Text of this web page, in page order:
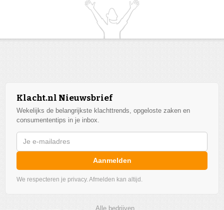
Klacht.nl Nieuwsbrief
Wekelijks de belangrijkste klachttrends, opgeloste zaken en
consumententips in je inbox.
Aanmelden
We respecteren je privacy. Afmelden kan altijd.
Alle bedrijven